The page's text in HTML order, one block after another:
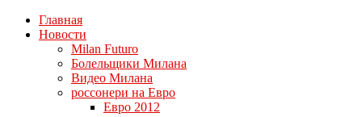
Главная
Новости
Milan Futuro
Болельщики Милана
Видео Милана
россонери на Евро
Евро 2012